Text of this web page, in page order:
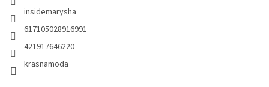
insidemarysha
617105028916991
421917646220
krasnamoda